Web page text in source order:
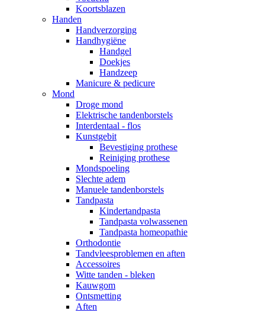
Koortsblazen
Handen
Handverzorging
Handhygiëne
Handgel
Doekjes
Handzeep
Manicure & pedicure
Mond
Droge mond
Elektrische tandenborstels
Interdentaal - flos
Kunstgebit
Bevestiging prothese
Reiniging prothese
Mondspoeling
Slechte adem
Manuele tandenborstels
Tandpasta
Kindertandpasta
Tandpasta volwassenen
Tandpasta homeopathie
Orthodontie
Tandvleesproblemen en aften
Accessoires
Witte tanden - bleken
Kauwgom
Ontsmetting
Aften